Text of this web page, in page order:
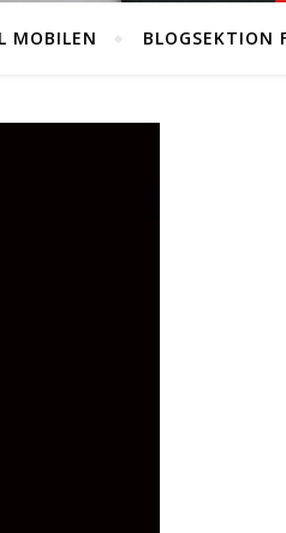
MOBILEN BLOGSEKTION